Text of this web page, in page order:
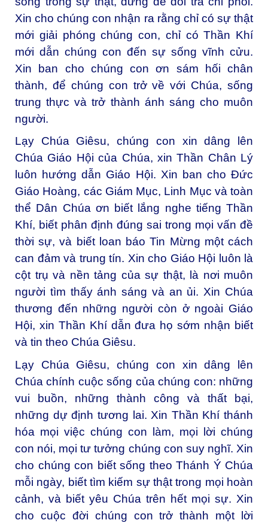
Xin cho chúng con nhận ra rằng chỉ có sự thật
mới giải phóng chúng con, chỉ có Thần Khí
mới dẫn chúng con đến sự sống vĩnh cửu.
Xin ban cho chúng con ơn sám hối chân
thành, để chúng con trở về với Chúa, sống
trung thực và trở thành ánh sáng cho muôn
người.
Lạy Chúa Giêsu, chúng con xin dâng lên
Chúa Giáo Hội của Chúa, xin Thần Chân Lý
luôn hướng dẫn Giáo Hội. Xin ban cho Đức
Giáo Hoàng, các Giám Mục, Linh Mục và toàn
thể Dân Chúa ơn biết lắng nghe tiếng Thần
Khí, biết phân định đúng sai trong mọi vấn đề
thời sự, và biết loan báo Tin Mừng một cách
can đảm và trung tín. Xin cho Giáo Hội luôn là
cột trụ và nền tảng của sự thật, là nơi muôn
người tìm thấy ánh sáng và an ủi. Xin Chúa
thương đến những người còn ở ngoài Giáo
Hội, xin Thần Khí dẫn đưa họ sớm nhận biết
và tin theo Chúa Giêsu.
Lạy Chúa Giêsu, chúng con xin dâng lên
Chúa chính cuộc sống của chúng con: những
vui buồn, những thành công và thất bại,
những dự định tương lai. Xin Thần Khí thánh
hóa mọi việc chúng con làm, mọi lời chúng
con nói, mọi tư tưởng chúng con suy nghĩ. Xin
cho chúng con biết sống theo Thánh Ý Chúa
mỗi ngày, biết tìm kiếm sự thật trong mọi hoàn
cảnh, và biết yêu Chúa trên hết mọi sự. Xin
cho cuộc đời chúng con trở thành một lời